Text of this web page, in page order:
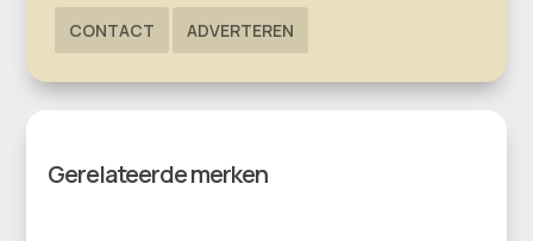
CONTACT ADVERTEREN
Gerelateerde merken